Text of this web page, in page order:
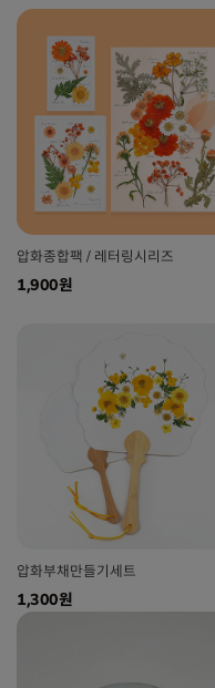
압화종합팩 / 레터링시리즈
1,900원
압화부채만들기세트
1,300원